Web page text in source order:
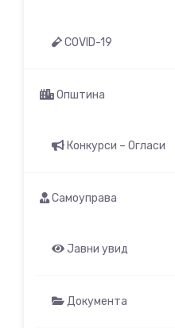
COVID-19
Општина
Конкурси – Огласи
Самоуправа
Јавни увид
Документа